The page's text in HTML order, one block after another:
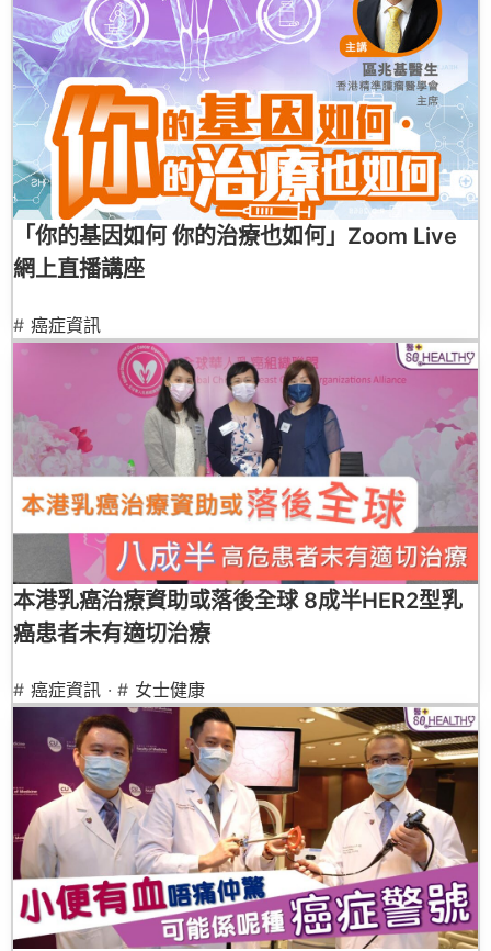
「你的基因如何 你的治療也如何」Zoom Live
網上直播講座
# 癌症資訊
本港乳癌治療資助或落後全球 8成半HER2型乳
癌患者未有適切治療
# 癌症資訊 · # 女士健康